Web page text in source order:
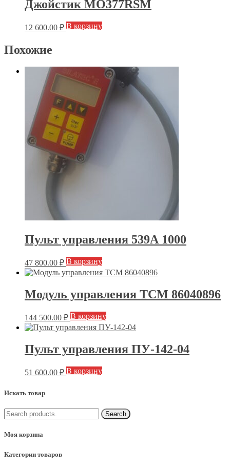
Джойстик MO377RSM
12 600.00 ₽ В корзину
Похожие
Пульт управления 539А 1000
47 800.00 ₽ В корзину
Модуль управления ТСМ 86040896
144 500.00 ₽ В корзину
Пульт управления ПУ-142-04
51 600.00 ₽ В корзину
Искать товар
Моя корзина
Категории товаров